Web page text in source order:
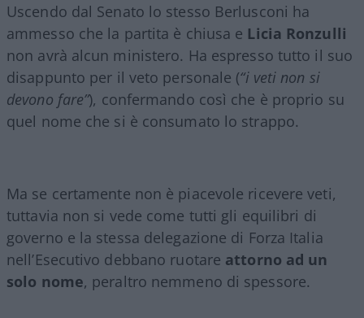
Uscendo dal Senato lo stesso Berlusconi ha
ammesso che la partita è chiusa e Licia Ronzulli
non avrà alcun ministero. Ha espresso tutto il suo
disappunto per il veto personale (“i veti non si
devono fare”), confermando così che è proprio su
quel nome che si è consumato lo strappo.
Ma se certamente non è piacevole ricevere veti,
tuttavia non si vede come tutti gli equilibri di
governo e la stessa delegazione di Forza Italia
nell’Esecutivo debbano ruotare attorno ad un
solo nome, peraltro nemmeno di spessore.